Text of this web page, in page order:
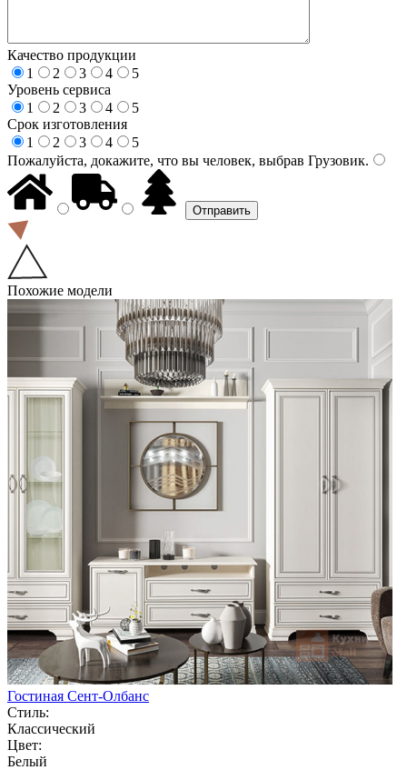
Качество продукции
1
2 3 4
5
Уровень сервиса
1
2 3 4
5
Срок изготовления
1
2 3 4
5
Пожалуйста, докажите, что вы человек, выбрав Грузовик.
Похожие модели
Гостиная Сент-Олбанс
Стиль:
Классический
Цвет:
Белый